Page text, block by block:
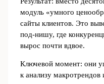
модуль «умного
сайты клиентов. Это
под‑нишу, где
вырос почти вдвое.
Ключевой момент: они
к анализу макротрендов